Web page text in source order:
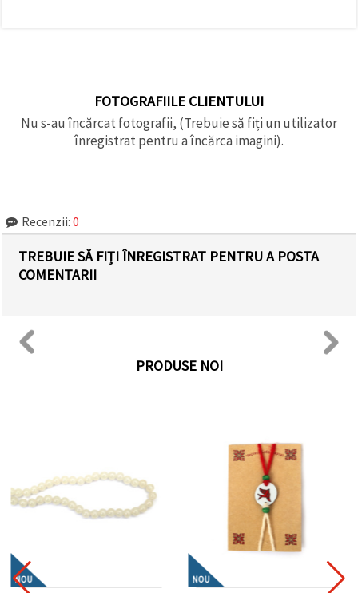
FOTOGRAFIILE CLIENTULUI
Nu s-au încărcat fotografii, (Trebuie să fiți un utilizator
înregistrat pentru a încărca imagini).
Recenzii: 0
TREBUIE SĂ FIȚI ÎNREGISTRAT PENTRU A POSTA
COMENTARII
PRODUSE NOI
NOU NOU